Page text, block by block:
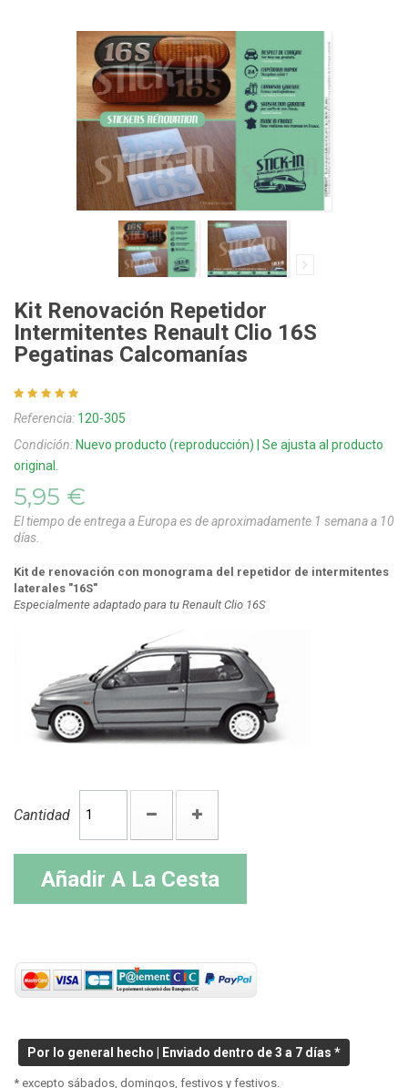
Kit Renovación Repetidor
Intermitentes Renault Clio 16S
Pegatinas Calcomanías
Referencia: 120-305
Condición: Nuevo producto (reproducción) | Se ajusta al producto
original.
5,95 €
El tiempo de entrega a Europa es de aproximadamente 1 semana a 10
días.
Kit de renovación con monograma del repetidor de intermitentes
laterales "16S"
Especialmente adaptado para tu Renault Clio 16S
Cantidad
Añadir A La Cesta
Por lo general hecho | Enviado dentro de 3 a 7 días *
* excepto sábados, domingos, festivos y festivos.